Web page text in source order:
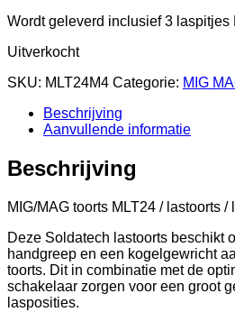
Wordt geleverd inclusief 3 laspitjes
Uitverkocht
SKU: MLT24M4 Categorie: MIG
Beschrijving
Aanvullende informatie
Beschrijving
MIG/MAG toorts MLT24 / lastoorts /
Deze Soldatech lastoorts beschikt
handgreep en een kogelgewricht
toorts. Dit in combinatie met de
schakelaar zorgen voor een groot
lasposities.